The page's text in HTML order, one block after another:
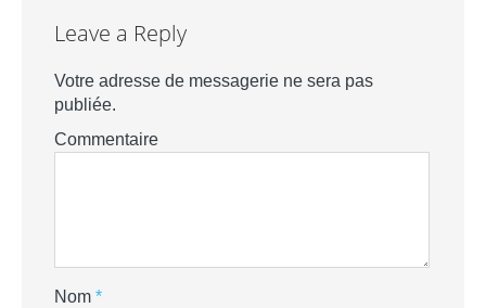
Leave a Reply
Votre adresse de messagerie ne sera pas
publiée.
Commentaire
Nom *